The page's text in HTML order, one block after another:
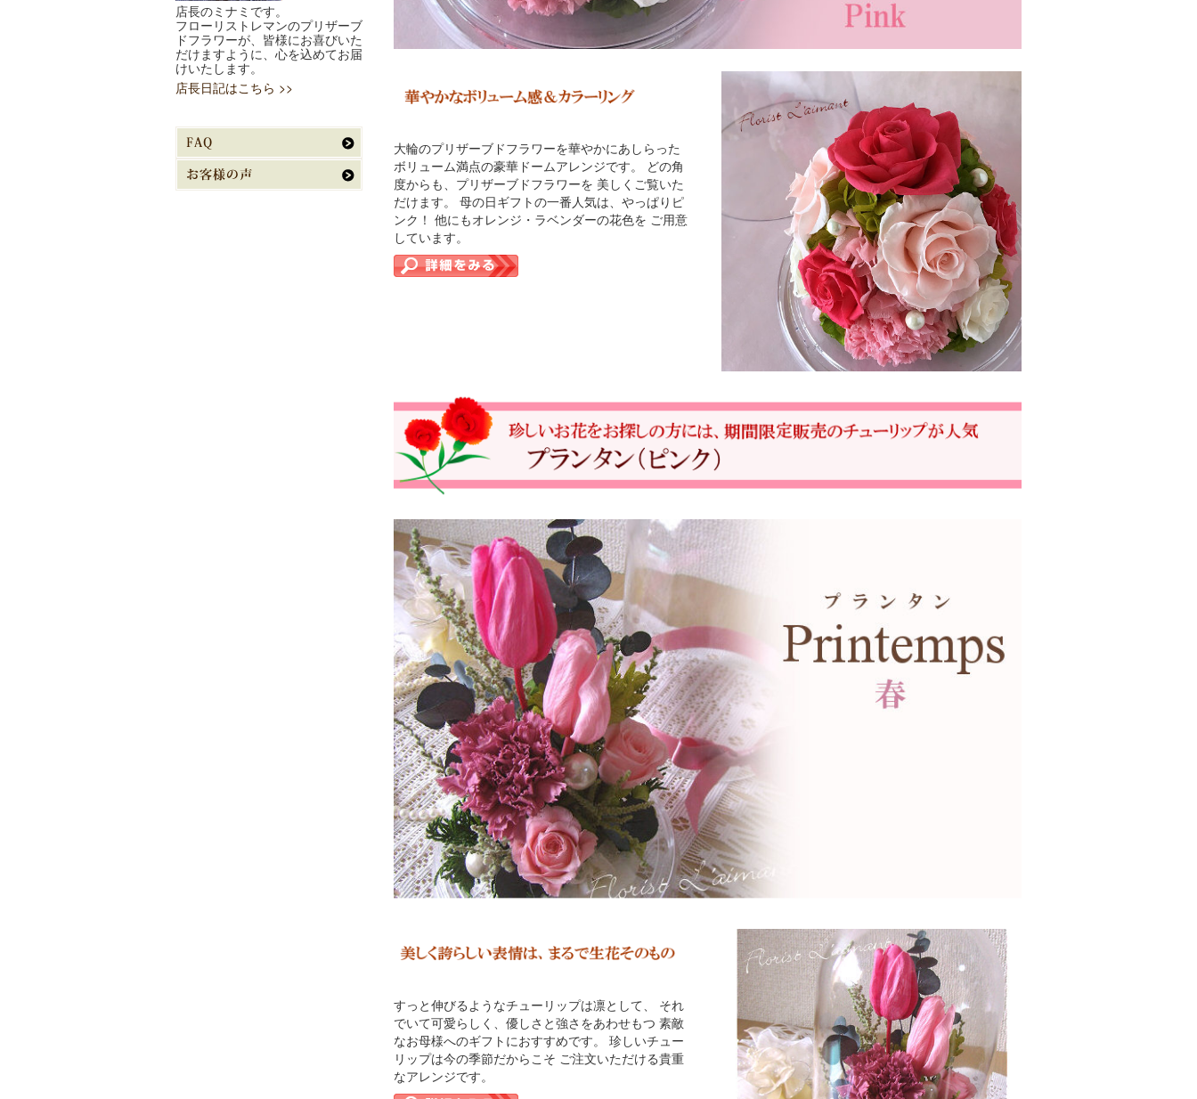
大輪のプリザーブドフラワーを華やかにあしらった
ボリューム満点の豪華ドームアレンジです。 どの角
度からも、プリザーブドフラワーを 美しくご覧いた
だけます。 母の日ギフトの一番人気は、やっぱりピ
ンク！ 他にもオレンジ・ラベンダーの花色を ご用意
しています。
すっと伸びるようなチューリップは凛として、 それ
でいて可愛らしく、優しさと強さをあわせもつ 素敵
なお母様へのギフトにおすすめです。 珍しいチュー
リップは今の季節だからこそ ご注文いただける貴重
なアレンジです。
店長のミナミです。
フローリストレマンのプリザーブ
ドフラワーが、皆様にお喜びいた
だけますように、心を込めてお届
けいたします。
店長日記はこちら >>